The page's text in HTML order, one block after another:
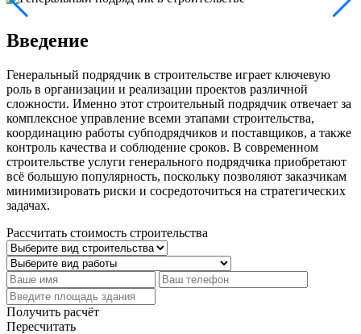
Введение
Генеральный подрядчик в строительстве играет ключевую
роль в организации и реализации проектов различной
сложности. Именно этот строительный подрядчик отвечает за
комплексное управление всеми этапами строительства,
координацию работы субподрядчиков и поставщиков, а также
контроль качества и соблюдение сроков. В современном
строительстве услуги генерального подрядчика приобретают
всё большую популярность, поскольку позволяют заказчикам
минимизировать риски и сосредоточиться на стратегических
задачах.
Рассчитать стоимость строительства
Получить расчёт
Пересчитать